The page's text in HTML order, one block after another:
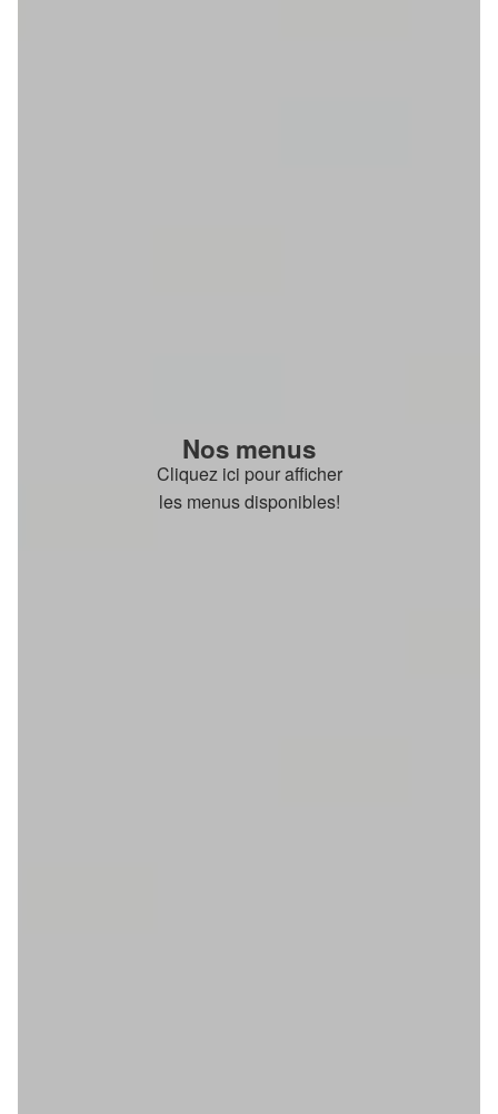
Nos menus
Cliquez ici pour afficher
les menus disponibles!